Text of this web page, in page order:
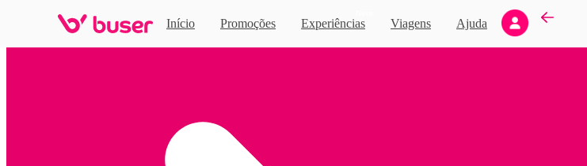
Início Promoções Experiências Viagens Ajuda